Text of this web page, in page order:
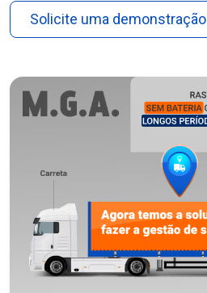
Solicite uma demonstração